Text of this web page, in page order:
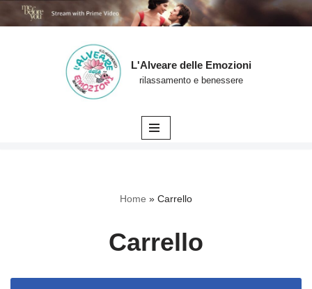
L'Alveare delle Emozioni
rilassamento e benessere
Home » Carrello
Carrello